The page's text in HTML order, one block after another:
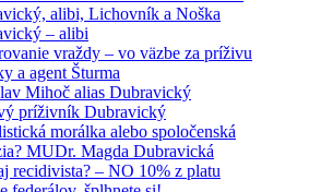
alibi, Lichovník a Noška
– alibi
vraždy – vo väzbe za príživu
a agent Šturma
Mihoč alias Dubravický
príživník Dubravický
morálka alebo spoločenská
MUDr. Magda Dubravická
recidivista? – NO 10% z platu